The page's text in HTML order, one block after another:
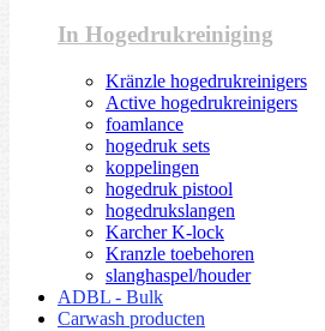
In Hogedrukreiniging
Kränzle hogedrukreinigers
Active hogedrukreinigers
foamlance
hogedruk sets
koppelingen
hogedruk pistool
hogedrukslangen
Karcher K-lock
Kranzle toebehoren
slanghaspel/houder
ADBL - Bulk
Carwash producten